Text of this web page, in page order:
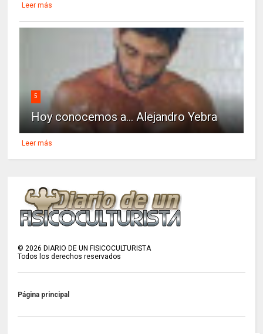
Leer más
5
Hoy conocemos a... Alejandro Yebra
Leer más
©2026 DIARIO DE UN FISICOCULTURISTA
Todos los derechos reservados
Página principal